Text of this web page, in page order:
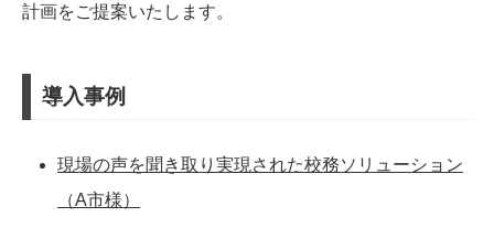
計画をご提案いたします。
導入事例
現場の声を聞き取り実現された校務ソリューション
（A市様）